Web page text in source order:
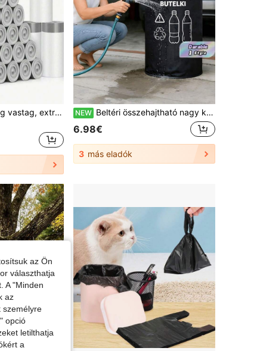
15 db/75 db/csomag vastag, extra nagy húzózsinóros szemeteszsákok, fehér fogantyúkkal, alkalmas konyhába, irodába, hálószobába, fürdőszobába, 4 gallonos szemetesek, kényelmesen hordozhatók (15 db/1 tekercses próbacsomagban is kapható), konyhai, fürdőszobás, otthoni, háztartási beszállítók
NEW Beltéri összehajtható nagy kapacitású Oxford anyagú újrahasznosító kosár, speciális PET italüveg-befizetési tárológyűjtő, helytakarékos összehajtható konténer nyári műanyag italüveg válogatáshoz és tároláshoz
6.98€
3 más eladók
az Ön
választhatja
A "Minden
az
személyre
opció
letilthatja
a